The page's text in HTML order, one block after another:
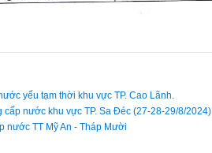
yếu tạm thời khu vực TP. Cao Lãnh.
nước khu vực TP. Sa Đéc (27-28-29/8/2024)
nước TT Mỹ An - Tháp Mười